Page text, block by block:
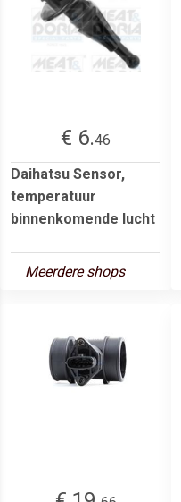
€ 6.46
Daihatsu Sensor,
temperatuur
binnenkomende lucht
Meerdere shops